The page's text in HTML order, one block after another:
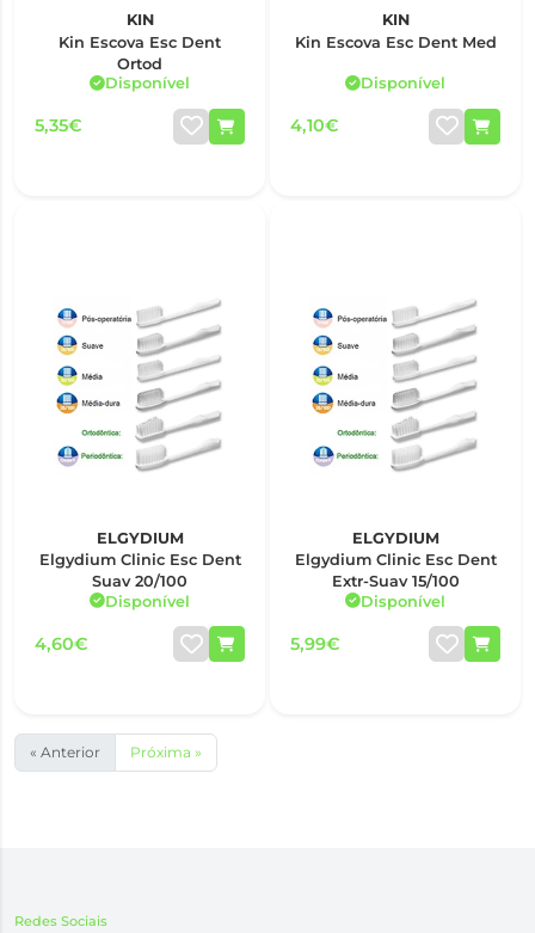
KIN
Kin Escova Esc Dent
Ortod
Disponível
5,35€
KIN
Kin Escova Esc Dent Med
Disponível
4,10€
ELGYDIUM
Elgydium Clinic Esc Dent
Suav 20/100
Disponível
4,60€
ELGYDIUM
Elgydium Clinic Esc Dent
Extr-Suav 15/100
Disponível
5,99€
« Anterior Próxima »
Redes Sociais